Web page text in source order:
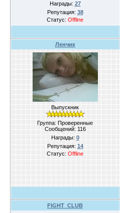
Награды: 27
Репутация: 38
Статус: Offline
Ленчик
Выпускник
Группа: Проверенные
Сообщений: 116
Награды: 0
Репутация: 14
Статус: Offline
FIGHT_CLUB